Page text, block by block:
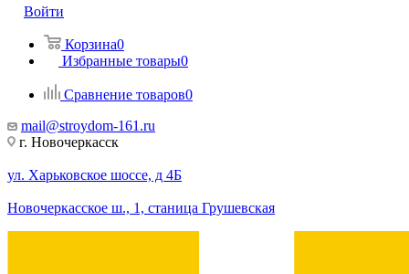
Войти
Корзина0
Избранные товары0
Сравнение товаров0
mail@stroydom-161.ru
г. Новочеркасск
ул. Харьковское шоссе, д 4Б
Новочеркасское ш., 1, станица Грушевская